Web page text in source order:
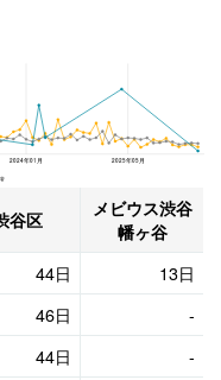
2024年01月 2025年05月
谷区
メビウス渋谷
幡ヶ谷
44日
13日
46日
-
44日
-